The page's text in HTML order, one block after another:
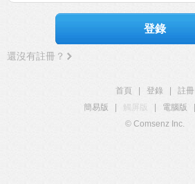
登錄
還沒有註冊？
首頁 登錄
註冊
簡易版
觸屏版 電腦版
© Comsenz Inc.